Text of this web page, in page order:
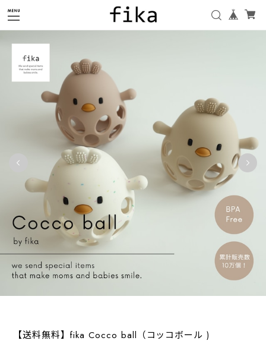
【送料無料】fika Cocco ball（コッコボール )